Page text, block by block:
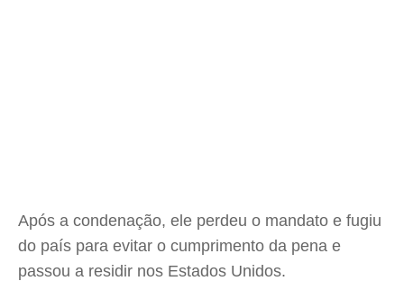
Após a condenação, ele perdeu o mandato e fugiu
do país para evitar o cumprimento da pena e
passou a residir nos Estados Unidos.